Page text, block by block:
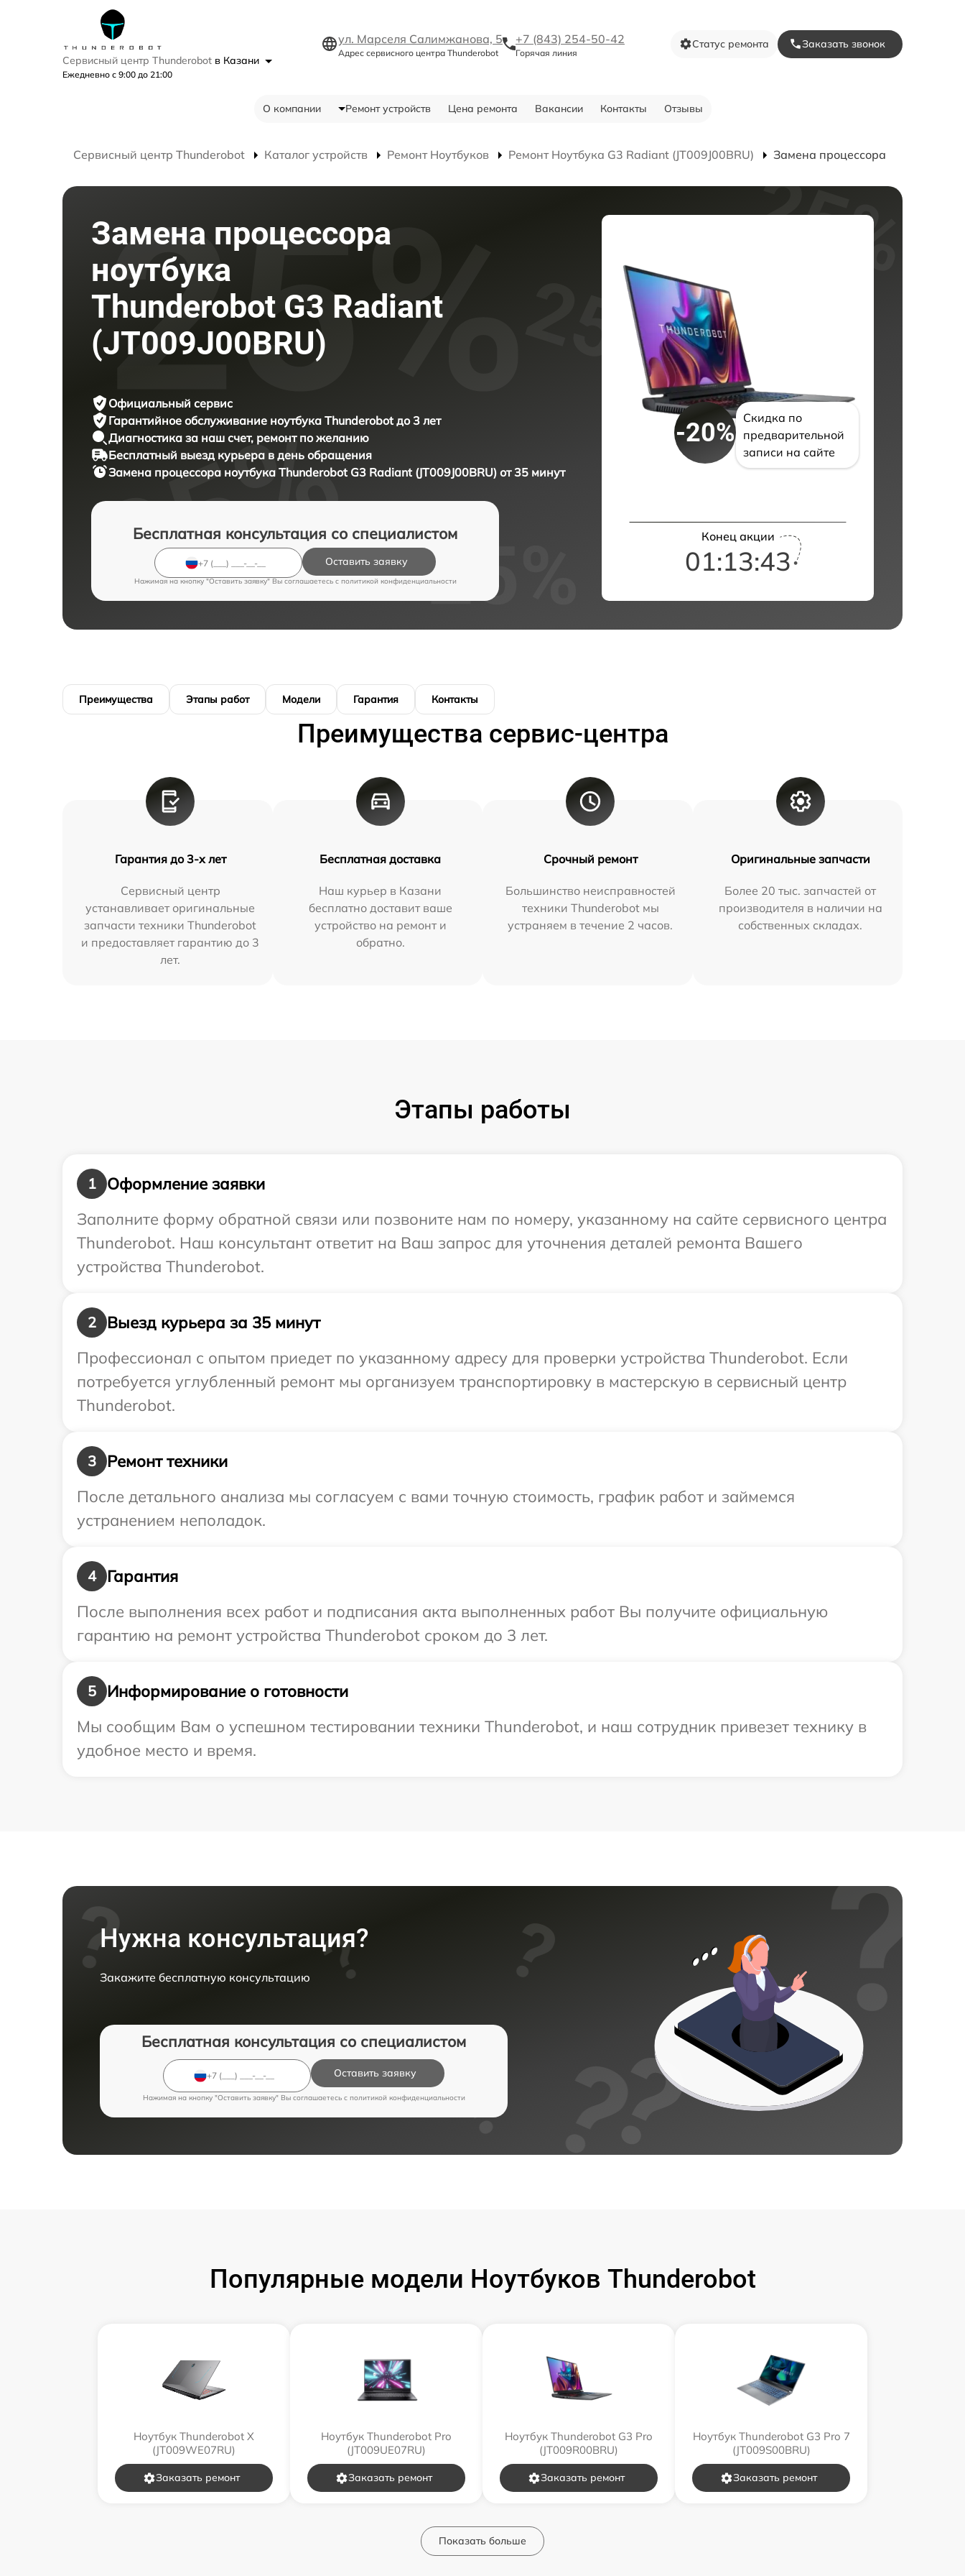
Сервисный центр Thunderobot в Казани
Ежедневно с 9:00 до 21:00
ул. Марселя Салимжанова, 5
Адрес сервисного центра Thunderobot
+7 (843) 254-50-42
Горячая линия
Статус ремонта Заказать звонок
О компании Ремонт устройств Цена ремонта Вакансии Контакты Отзывы
Сервисный центр Thunderobot Каталог устройств Ремонт Ноутбуков Ремонт Ноутбука G3 Radiant (JT009J00BRU) Замена процессора
Замена процессора
ноутбука
Thunderobot G3 Radiant
(JT009J00BRU)
Официальный сервис
Гарантийное обслуживание ноутбука Thunderobot до 3 лет
Диагностика за наш счет, ремонт по желанию
Бесплатный выезд курьера в день обращения
Замена процессора ноутбука Thunderobot G3 Radiant (JT009J00BRU) от 35 минут
Бесплатная консультация со специалистом
Оставить заявку
Нажимая на кнопку "Оставить заявку" Вы соглашаетесь c политикой конфиденциальности
-20%
Скидка по
предварительной
записи на сайте
Конец акции
01:13:42
Преимущества Этапы работ Модели Гарантия Контакты
Преимущества сервис-центра
Гарантия до 3-х лет
Сервисный центр
устанавливает оригинальные
запчасти техники Thunderobot
и предоставляет гарантию до 3
лет.
Бесплатная доставка
Наш курьер в Казани
бесплатно доставит ваше
устройство на ремонт и
обратно.
Срочный ремонт
Большинство неисправностей
техники Thunderobot мы
устраняем в течение 2 часов.
Оригинальные запчасти
Более 20 тыс. запчастей от
производителя в наличии на
собственных складах.
Этапы работы
1
Оформление заявки
Заполните форму обратной связи или позвоните нам по номеру, указанному на сайте сервисного центра
Thunderobot. Наш консультант ответит на Ваш запрос для уточнения деталей ремонта Вашего
устройства Thunderobot.
2
Выезд курьера за 35 минут
Профессионал с опытом приедет по указанному адресу для проверки устройства Thunderobot. Если
потребуется углубленный ремонт мы организуем транспортировку в мастерскую в сервисный центр
Thunderobot.
3
Ремонт техники
После детального анализа мы согласуем с вами точную стоимость, график работ и займемся
устранением неполадок.
4
Гарантия
После выполнения всех работ и подписания акта выполненных работ Вы получите официальную
гарантию на ремонт устройства Thunderobot сроком до 3 лет.
5
Информирование о готовности
Мы сообщим Вам о успешном тестировании техники Thunderobot, и наш сотрудник привезет технику в
удобное место и время.
Нужна консультация?
Закажите бесплатную консультацию
Бесплатная консультация со специалистом
Оставить заявку
Нажимая на кнопку "Оставить заявку" Вы соглашаетесь c политикой конфиденциальности
Популярные модели Ноутбуков Thunderobot
Ноутбук Thunderobot X
(JT009WE07RU)
Заказать ремонт
Ноутбук Thunderobot Pro
(JT009UE07RU)
Заказать ремонт
Ноутбук Thunderobot G3 Pro
(JT009R00BRU)
Заказать ремонт
Ноутбук Thunderobot G3 Pro 7
(JT009S00BRU)
Заказать ремонт
Показать больше